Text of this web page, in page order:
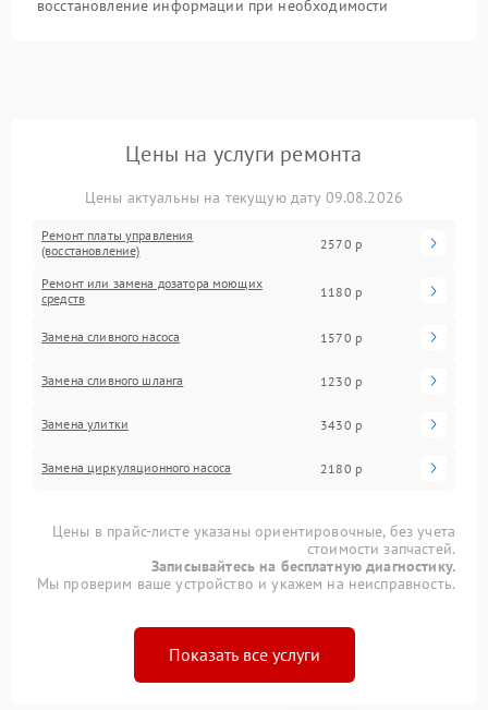
восстановление информации при необходимости
Цены на услуги ремонта
Цены актуальны на текущую дату 09.08.2026
Ремонт платы управления
(восстановление)
2570 р
Ремонт или замена дозатора моющих
средств
1180 р
Замена сливного насоса 1570 р
Замена сливного шланга 1230 р
Замена улитки 3430 р
Замена циркуляционного насоса 2180 р
Цены в прайс-листе указаны ориентировочные, без учета
стоимости запчастей.
Записывайтесь на бесплатную диагностику.
Мы проверим ваше устройство и укажем на неисправность.
Показать все услуги